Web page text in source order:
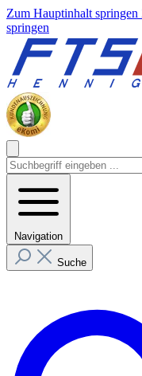
Zum Hauptinhalt springen
springen
Navigation
Suche